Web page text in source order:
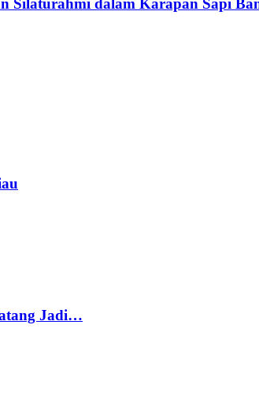
Silaturahmi dalam Karapan Sapi
Jadi…